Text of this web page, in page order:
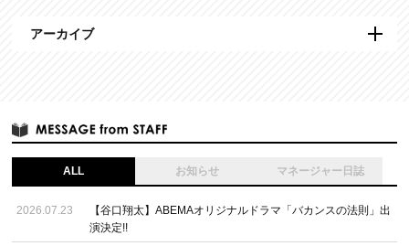
アーカイブ
ALL お知らせ マネージャー日誌
2026.07.23
【谷口翔太】ABEMAオリジナルドラマ「バカンスの法則」出
演決定!!